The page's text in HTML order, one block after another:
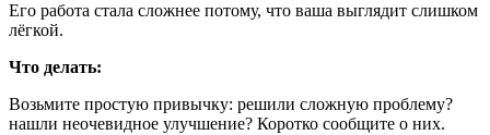
Его работа стала сложнее потому, что ваша выглядит слишком
лёгкой.
Что делать:
Возьмите простую привычку: решили сложную проблему?
нашли неочевидное улучшение? Коротко сообщите о них.